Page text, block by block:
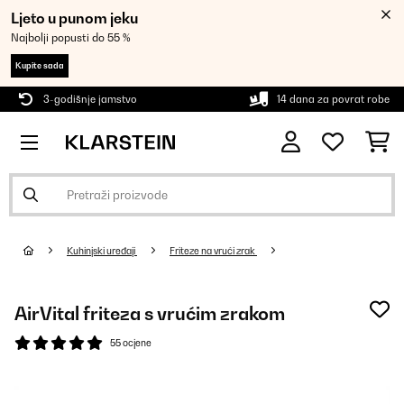
Ljeto u punom jeku
Najbolji popusti do 55 %
Kupite sada
3-godišnje jamstvo 14 dana za povrat robe
Kuhinjski uređaji Friteze na vrući zrak
AirVital friteza s vrućim zrakom
55 ocjene